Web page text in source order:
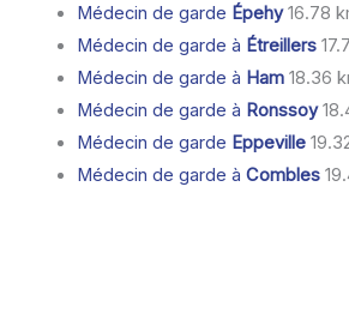
Médecin de garde Épehy16.78
Médecin de garde à Étreillers
Médecin de garde à Ham18.36
Médecin de garde à Ronssoy
Médecin de garde Eppeville
Médecin de garde à Combles